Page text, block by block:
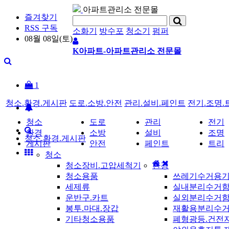
즐겨찾기
RSS 구독
08월 08일(토)
아파트관리소 전문몰
소화기 방수포 청소기 펌퍼
K아파트-아파트관리소 전문몰
1
청소.환경.게시판
청소
청소장비.고압세척기
청소용품
세제류
운반구.카트
봉투.마대.장갑
기타청소용품
환경
쓰레기수거용
실내분리수거
실외분리수거
재활용분리수
폐형광등.건전
청소.환경.게시판
청소
환경
게시판
도로.소방.안전
도로
소방
안전
관리.설비.페인트
관리
설비
페인트
전기.조명.
전기
조명
트리